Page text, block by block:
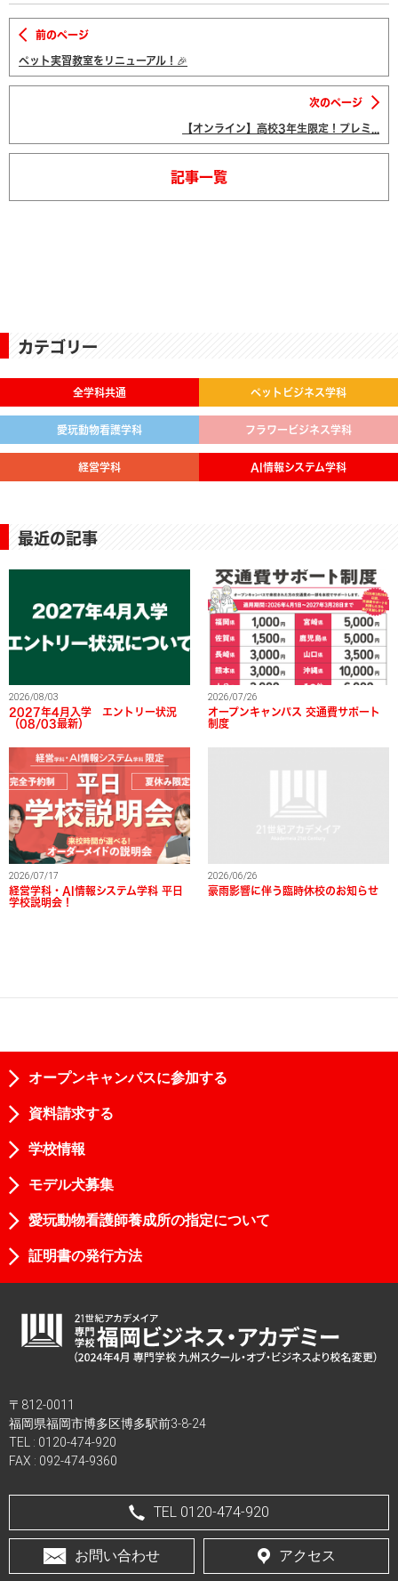
前のページ
ペット実習教室をリニューアル！🎉
記事一覧
次のページ
【オンライン】高校3年生限定！プレミ...
カテゴリー
全学科共通 ペットビジネス学科
愛玩動物看護学科 フラワービジネス学科
経営学科 AI情報システム学科
最近の記事
2026/08/03
2027年4月入学 エントリー状況
（08/03最新）
2026/07/26
オープンキャンパス 交通費サポート
制度
2026/07/17
経営学科・AI情報システム学科 平日
学校説明会！
2026/06/26
豪雨影響に伴う臨時休校のお知らせ
オープンキャンパスに参加する
資料請求する
学校情報
モデル犬募集
愛玩動物看護師養成所の指定について
証明書の発行方法
〒812-0011
福岡県福岡市博多区博多駅前3-8-24
TEL : 0120-474-920
FAX : 092-474-9360
TEL 0120-474-920
お問い合わせ アクセス